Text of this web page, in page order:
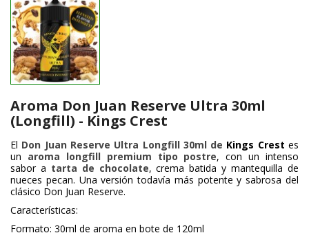
Aroma Don Juan Reserve Ultra 30ml
(Longfill) - Kings Crest
El Don Juan Reserve Ultra Longfill 30ml de Kings Crest es
un aroma longfill premium tipo postre, con un intenso
sabor a tarta de chocolate, crema batida y mantequilla de
nueces pecan. Una versión todavía más potente y sabrosa del
clásico Don Juan Reserve.
Características:
Formato: 30ml de aroma en bote de 120ml